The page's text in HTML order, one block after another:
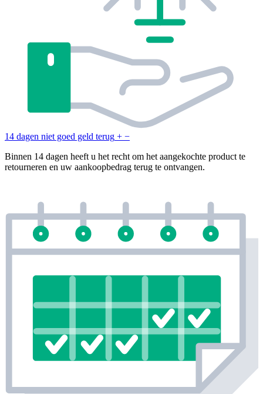
14 dagen niet goed geld terug + −
Binnen 14 dagen heeft u het recht om het aangekochte product te
retourneren en uw aankoopbedrag terug te ontvangen.